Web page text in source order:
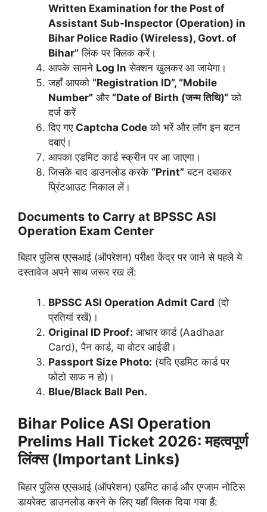
Written Examination for the Post of
Assistant Sub-Inspector (Operation) in
Bihar Police Radio (Wireless), Govt. of
Bihar” लिंक पर क्लिक करें।
आपके सामने Log In सेक्शन खुलकर आ जायेगा।
जहाँ आपको “Registration ID”, “Mobile
Number” और “Date of Birth (जन्म तिथि)“ को
दर्ज करें
दिए गए Captcha Code को भरें और लॉग इन बटन
दबाएं।
आपका एडमिट कार्ड स्क्रीन पर आ जाएगा।
जिसके बाद डाउनलोड करके “Print” बटन दबाकर
प्रिंटआउट निकाल लें।
Documents to Carry at BPSSC ASI
Operation Exam Center
बिहार पुलिस एएसआई (ऑपरेशन) परीक्षा केंद्र पर जाने से पहले ये
दस्तावेज अपने साथ जरूर रख लें:
BPSSC ASI Operation Admit Card (दो
प्रतियां रखें)।
Original ID Proof: आधार कार्ड (Aadhaar
Card), पैन कार्ड, या वोटर आईडी।
Passport Size Photo: (यदि एडमिट कार्ड पर
फोटो साफ न हो)।
Blue/Black Ball Pen.
Bihar Police ASI Operation
Prelims Hall Ticket 2026: महत्वपूर्ण
लिंक्स (Important Links)
बिहार पुलिस एएसआई (ऑपरेशन) एडमिट कार्ड और एग्जाम नोटिस
डायरेक्ट डाउनलोड करने के लिए यहाँ क्लिक दिया गया हैं: